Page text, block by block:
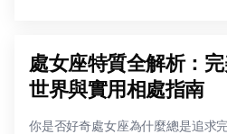
處女座特質全解析：
世界與實用相處指南
你是否好奇處女座為什麼總是追求